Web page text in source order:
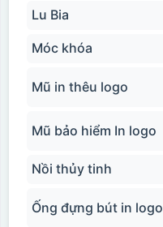
Lu Bia
Móc khóa
Mũ in thêu logo
Mũ bảo hiểm In logo
Nồi thủy tinh
Ống đựng bút in logo